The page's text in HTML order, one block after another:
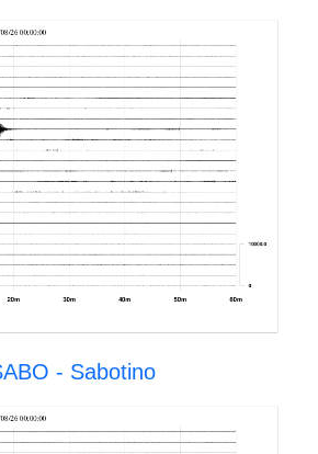
- Sabotino